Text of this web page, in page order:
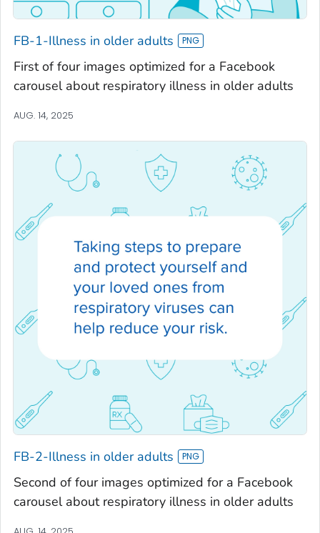
FB-1-Illness in older adults
First of four images optimized for a Facebook
carousel about respiratory illness in older adults
AUG. 14, 2025
FB-2-Illness in older adults
Second of four images optimized for a Facebook
carousel about respiratory illness in older adults